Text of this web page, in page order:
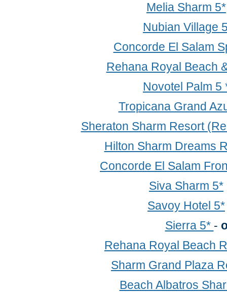
Melia Sharm 5*
Nubian Village
Concorde El Salam
Rehana Royal Beach
Novotel Palm 5
Tropicana Grand
Sheraton Sharm Resort
Hilton Sharm Dreams
Concorde El Salam
Siva Sharm 5*
Savoy Hotel 5*
Sierra 5* -
Rehana Royal Beach
Sharm Grand Plaza
Beach Albatros